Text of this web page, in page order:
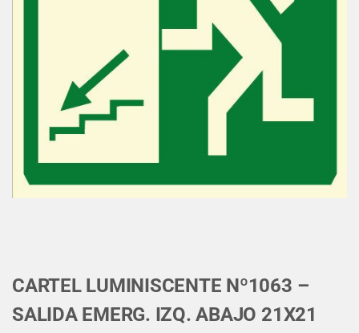
CARTEL LUMINISCENTE Nº1063 –
SALIDA EMERG. IZQ. ABAJO 21X21